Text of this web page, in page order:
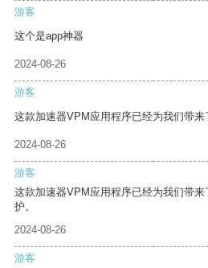
游客
这个是app神器
2024-08-26
游客
这款加速器VPM应用程序已经为我们带来
2024-08-26
游客
这款加速器VPM应用程序已经为我们带
护。
2024-08-26
游客